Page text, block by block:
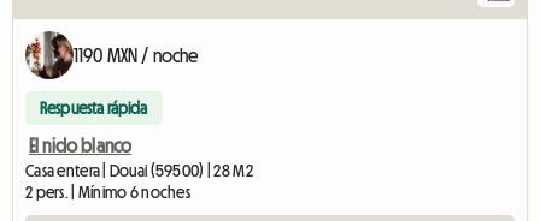
1190 MXN / noche
Respuesta rápida
El nido blanco
Casa entera | Douai (59500) | 28 M2
2 pers. | Mínimo 6 noches